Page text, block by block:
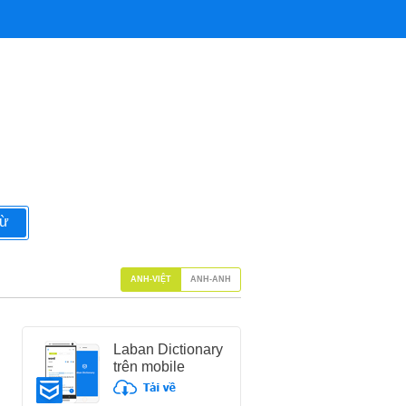
Laban Dictionary
trên mobile
ANH-VIỆT ANH-ANH